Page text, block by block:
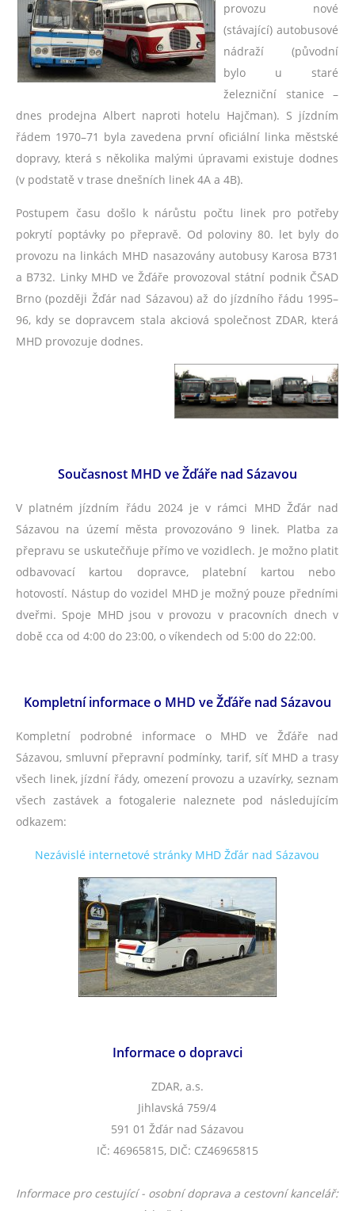
provozu nové
(stávající) autobusové
nádraží (původní
bylo u staré
železniční stanice –
dnes prodejna Albert naproti hotelu Hajčman). S jízdním
řádem 1970–71 byla zavedena první oficiální linka městské
dopravy, která s několika malými úpravami existuje dodnes
(v podstatě v trase dnešních linek 4A a 4B).
Postupem času došlo k nárůstu počtu linek pro potřeby
pokrytí poptávky po přepravě. Od poloviny 80. let byly do
provozu na linkách MHD nasazovány autobusy Karosa B731
a B732. Linky MHD ve Žďáře provozoval státní podnik ČSAD
Brno (později Žďár nad Sázavou) až do jízdního řádu 1995–
96, kdy se dopravcem stala akciová společnost ZDAR, která
MHD provozuje dodnes.
Současnost MHD ve Žďáře nad Sázavou
V platném jízdním řádu 2024 je v rámci MHD Žďár nad
Sázavou na území města provozováno 9 linek. Platba za
přepravu se uskutečňuje přímo ve vozidlech. Je možno platit
odbavovací kartou dopravce, platební kartou nebo
hotovostí. Nástup do vozidel MHD je možný pouze předními
dveřmi. Spoje MHD jsou v provozu v pracovních dnech v
době cca od 4:00 do 23:00, o víkendech od 5:00 do 22:00.
Kompletní informace o MHD ve Žďáře nad Sázavou
Kompletní podrobné informace o MHD ve Žďáře nad
Sázavou, smluvní přepravní podmínky, tarif, síť MHD a trasy
všech linek, jízdní řády, omezení provozu a uzavírky, seznam
všech zastávek a fotogalerie naleznete pod následujícím
odkazem:
Nezávislé internetové stránky MHD Žďár nad Sázavou
Informace o dopravci
ZDAR, a.s.
Jihlavská 759/4
591 01 Žďár nad Sázavou
IČ: 46965815, DIČ: CZ46965815
Informace pro cestující - osobní doprava a cestovní kancelář: